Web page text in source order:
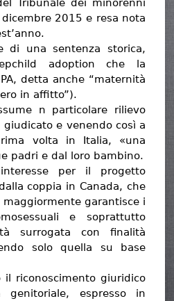
Tribunale dei minorenni
2015 e resa nota
di una sentenza storica,
adoption che la
detta anche “maternità
in affitto”).
n particolare rilievo
e venendo così a
volta in Italia, «una
padri e dal loro bambino.
per il progetto
coppia in Canada, che
maggiormente garantisce i
e soprattutto
surrogata con finalità
solo quella su base
il riconoscimento giuridico
genitoriale, espresso in